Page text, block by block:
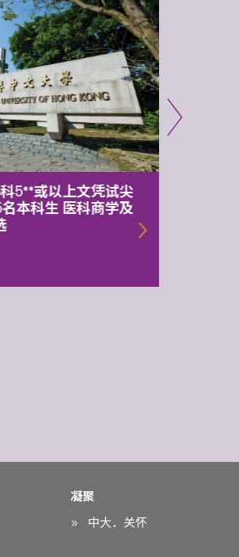
5**或以上文凭试尖
本科生 医科商学及
凝聚
中大．关怀